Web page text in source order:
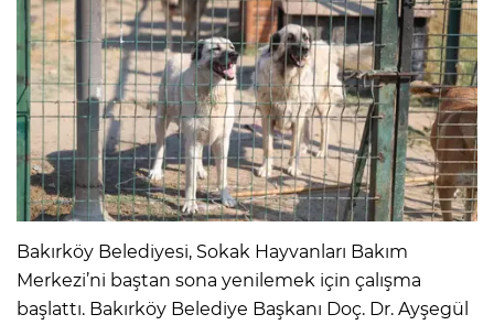
Bakırköy Belediyesi, Sokak Hayvanları Bakım
Merkezi’ni baştan sona yenilemek için çalışma
başlattı. Bakırköy Belediye Başkanı Doç. Dr. Ayşegül